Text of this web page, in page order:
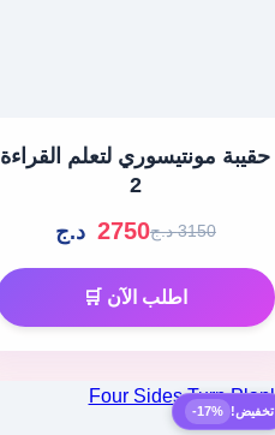
حقيبة مونتيسوري لتعلم القراءة
2
3150 د.ج 2750 د.ج
اطلب الآن 🛒
تخفيض! -17%